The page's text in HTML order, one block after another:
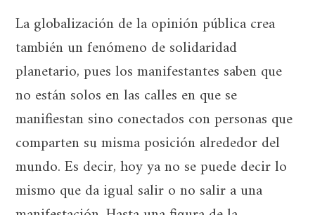
La globalización de la opinión pública crea
también un fenómeno de solidaridad
planetario, pues los manifestantes saben que
no están solos en las calles en que se
manifiestan sino conectados con personas que
comparten su misma posición alrededor del
mundo. Es decir, hoy ya no se puede decir lo
mismo que da igual salir o no salir a una